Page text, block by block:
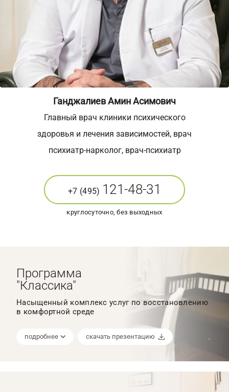
Ганджалиев Амин Асимович
Главный врач клиники психического
здоровья и лечения зависимостей, врач
психиатр-нарколог, врач-психиатр
+7 (495) 121-48-31
круглосуточно, без выходных
Программа
"Классика"
Насыщенный комплекс услуг по восстановлению
в комфортной среде
подробнее скачать презентацию